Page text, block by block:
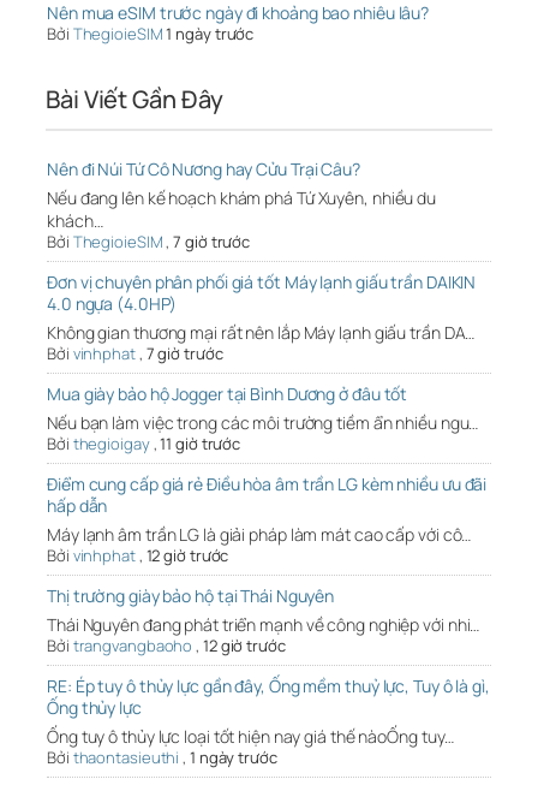
Nên mua eSIM trước ngày đi khoảng bao nhiêu lâu?
Bởi ThegioieSIM1 ngày trước
Bài Viết Gần Đây
Nên đi Núi Tứ Cô Nương hay Cửu Trại Câu?
Nếu đang lên kế hoạch khám phá Tứ Xuyên, nhiều du
khách…
Bởi ThegioieSIM,7 giờ trước
Đơn vị chuyên phân phối giá tốt Máy lạnh giấu trần DAIKIN
4.0 ngựa (4.0HP)
Không gian thương mại rất nên lắp Máy lạnh giấu trần DA…
Bởi vinhphat, 7 giờ trước
Mua giày bảo hộ Jogger tại Bình Dương ở đâu tốt
Nếu bạn làm việc trong các môi trường tiềm ẩn nhiều ngu…
Bởi thegioigay,11 giờ trước
Điểm cung cấp giá rẻ Điều hòa âm trần LG kèm nhiều ưu đãi
hấp dẫn
Máy lạnh âm trần LG là giải pháp làm mát cao cấp với cô…
Bởi vinhphat, 12 giờ trước
Thị trường giày bảo hộ tại Thái Nguyên
Thái Nguyên đang phát triển mạnh về công nghiệp với nhi…
Bởi trangvangbaoho , 12 giờ trước
RE: Ép tuy ô thủy lực gần đây, Ống mềm thuỷ lực, Tuy ô là gì,
Ống thủy lực
Ống tuy ô thủy lực loại tốt hiện nay giá thế nàoỐng tuy…
Bởi thaontasieuthi , 1 ngày trước